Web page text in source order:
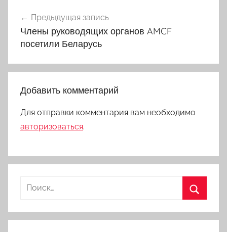
по
записям
Предыдущая запись
Члены руководящих органов AMCF
посетили Беларусь
Добавить комментарий
Для отправки комментария вам необходимо
авторизоваться.
Найти: